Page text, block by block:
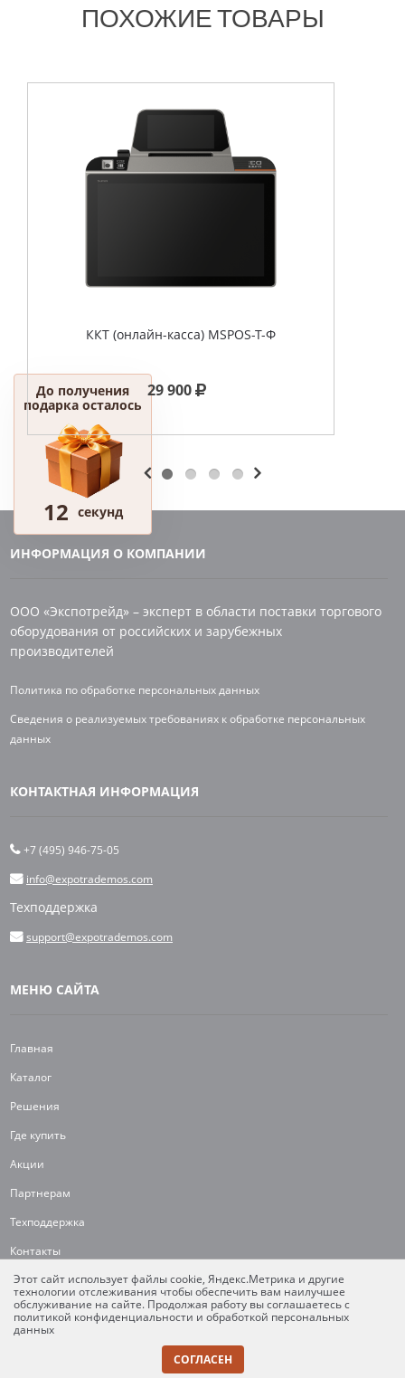
ПОХОЖИЕ ТОВАРЫ
ККТ (онлайн-касса) MSPOS-T-Ф
29 900
ИНФОРМАЦИЯ О КОМПАНИИ
ООО «Экспотрейд» – эксперт в области поставки торгового
оборудования от российских и зарубежных
производителей
Политика по обработке персональных данных
Сведения о реализуемых требованиях к обработке персональных
данных
КОНТАКТНАЯ ИНФОРМАЦИЯ
+7 (495) 946-75-05
info@expotrademos.com
Техподдержка
support@expotrademos.com
МЕНЮ САЙТА
Главная
Каталог
Решения
Где купить
Акции
Партнерам
Техподдержка
Контакты
Карта сайта
© ООО «Экспотрейд» 2025. Все права защищены.
Этот сайт использует файлы cookie, Яндекс.Метрика и другие
технологии отслеживания чтобы обеспечить вам наилучшее
обслуживание на сайте. Продолжая работу вы соглашаетесь с
политикой конфиденциальности и обработкой персональных
данных
СОГЛАСЕН
До получения
подарка осталось
12 секунд